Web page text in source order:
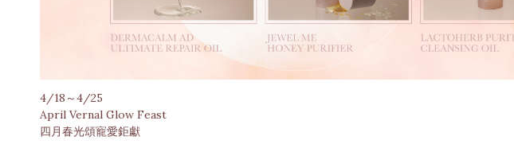
4/18～4/25
April Vernal Glow Feast
四月春光頌寵愛鉅獻